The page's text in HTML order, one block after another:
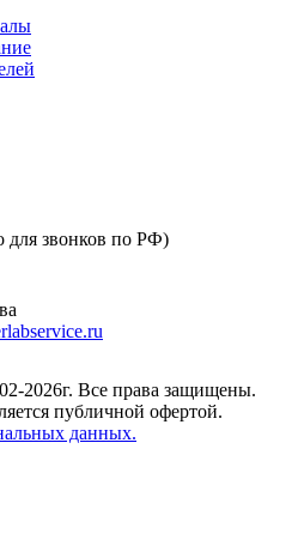
для звонков по РФ)
2026г. Все права защищены.
публичной офертой.
данных.